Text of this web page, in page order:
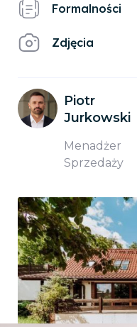
Formalności
Zdjęcia
Piotr
Jurkowski
Menadżer
Sprzedaży